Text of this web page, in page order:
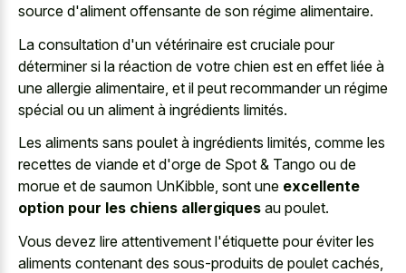
source d'aliment offensante de son régime alimentaire.
La consultation d'un vétérinaire est cruciale pour
déterminer si la réaction de votre chien est en effet liée à
une allergie alimentaire, et il peut recommander un régime
spécial ou un aliment à ingrédients limités.
Les aliments sans poulet à ingrédients limités, comme les
recettes de viande et d'orge de Spot & Tango ou de
morue et de saumon UnKibble, sont une excellente
option pour les chiens allergiques au poulet.
Vous devez lire attentivement l'étiquette pour éviter les
aliments contenant des sous-produits de poulet cachés,